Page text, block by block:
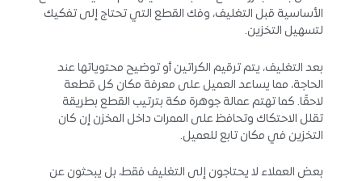
الأساسية قبل التغليف، وفك القطع التي تحتاج إلى تفكيك
لتسهيل التخزين.
بعد التغليف، يتم ترقيم الكراتين أو توضيح محتوياتها عند
الحاجة، مما يساعد العميل على معرفة مكان كل قطعة
لاحقًا. كما تهتم عمالة جوهرة مكة بترتيب القطع بطريقة
تقلل الاحتكاك وتحافظ على الممرات داخل المخزن إن كان
التخزين في مكان تابع للعميل.
بعض العملاء لا يحتاجون إلى التغليف فقط، بل يبحثون عن